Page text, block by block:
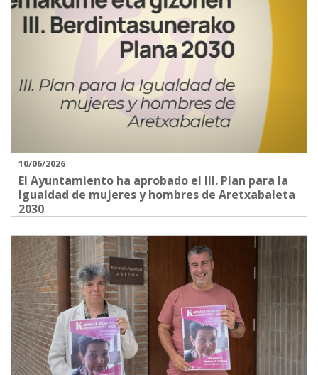
10/06/2026
El Ayuntamiento ha aprobado el III. Plan para la
Igualdad de mujeres y hombres de Aretxabaleta
2030